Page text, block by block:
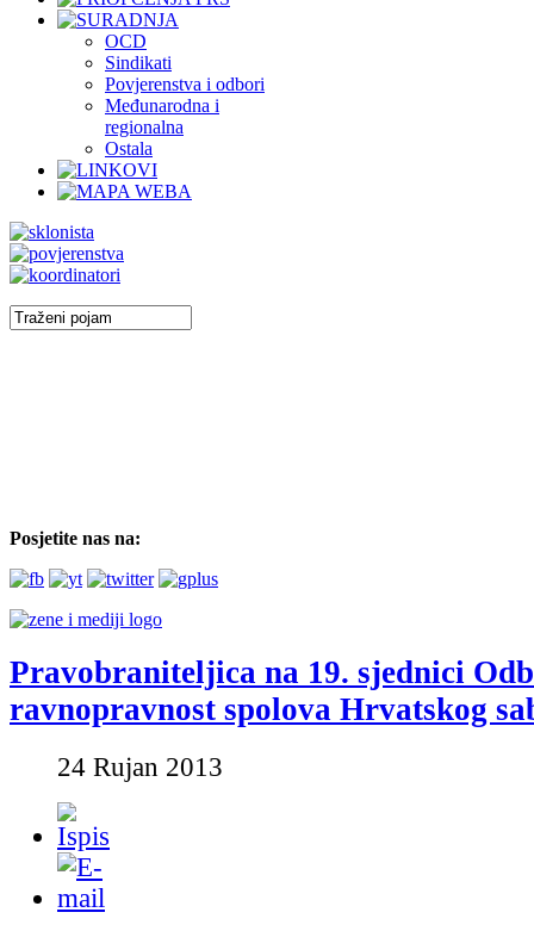
OCD
Sindikati
Povjerenstva i odbori
Međunarodna i
regionalna
Ostala
Posjetite nas na:
Pravobraniteljica na 19. sjednici
ravnopravnost spolova Hrvatskog
24 Rujan 2013